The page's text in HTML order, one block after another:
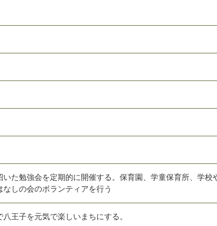
いた勉強会を定期的に開催する。保育園、学童保育所、学校
しの会のボランティアを行う
王子を元気で楽しいまちにする。